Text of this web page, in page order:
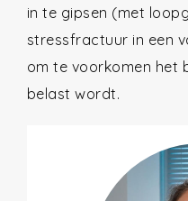
in te gipsen (met
stressfractuur in een
om te voorkomen het
belast wordt.